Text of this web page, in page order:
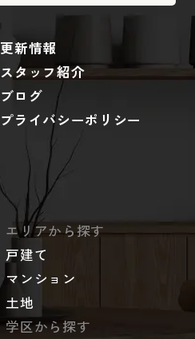
更新情報
スタッフ紹介
ブログ
プライバシーポリシー
エリアから探す
戸建て
マンション
土地
学区から探す